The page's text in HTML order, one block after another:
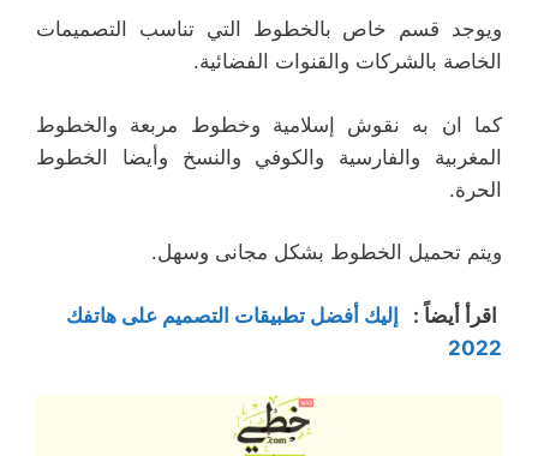
ويوجد قسم خاص بالخطوط التي تناسب التصميمات
الخاصة بالشركات والقنوات الفضائية.
كما ان به نقوش إسلامية وخطوط مربعة والخطوط
المغربية والفارسية والكوفي والنسخ وأيضا الخطوط
الحرة.
ويتم تحميل الخطوط بشكل مجانى وسهل.
اقرأ أيضاً :
إليك أفضل تطبيقات التصميم على هاتفك
2022